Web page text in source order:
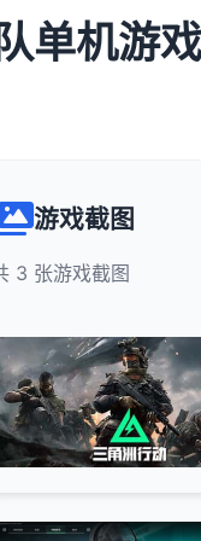
单机游
游戏截图
3 张游戏截图